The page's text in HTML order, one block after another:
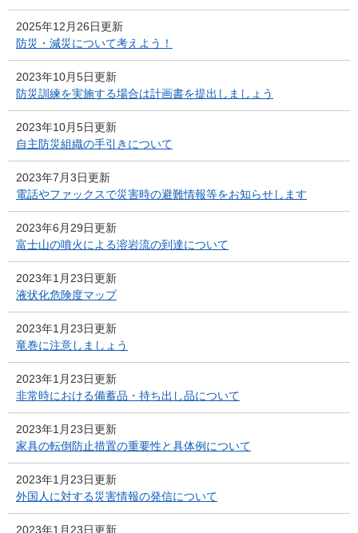
2025年12月26日更新
防災・減災について考えよう！
2023年10月5日更新
防災訓練を実施する場合は計画書を提出しましょう
2023年10月5日更新
自主防災組織の手引きについて
2023年7月3日更新
電話やファックスで災害時の避難情報等をお知らせします
2023年6月29日更新
富士山の噴火による溶岩流の到達について
2023年1月23日更新
液状化危険度マップ
2023年1月23日更新
竜巻に注意しましょう
2023年1月23日更新
非常時における備蓄品・持ち出し品について
2023年1月23日更新
家具の転倒防止措置の重要性と具体例について
2023年1月23日更新
外国人に対する災害情報の発信について
2023年1月23日更新